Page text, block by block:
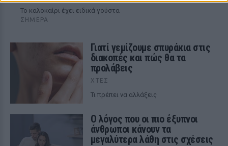
To καλοκαίρι έχει ειδικά γούστα
ΣΉΜΕΡΑ
Γιατί γεμίζουμε σπυράκια στις
διακοπές και πώς θα τα
προλάβεις
ΧΤΕΣ
Τι πρέπει να αλλάξεις
Ο λόγος που οι πιο έξυπνοι
άνθρωποι κάνουν τα
μεγαλύτερα λάθη στις σχέσεις